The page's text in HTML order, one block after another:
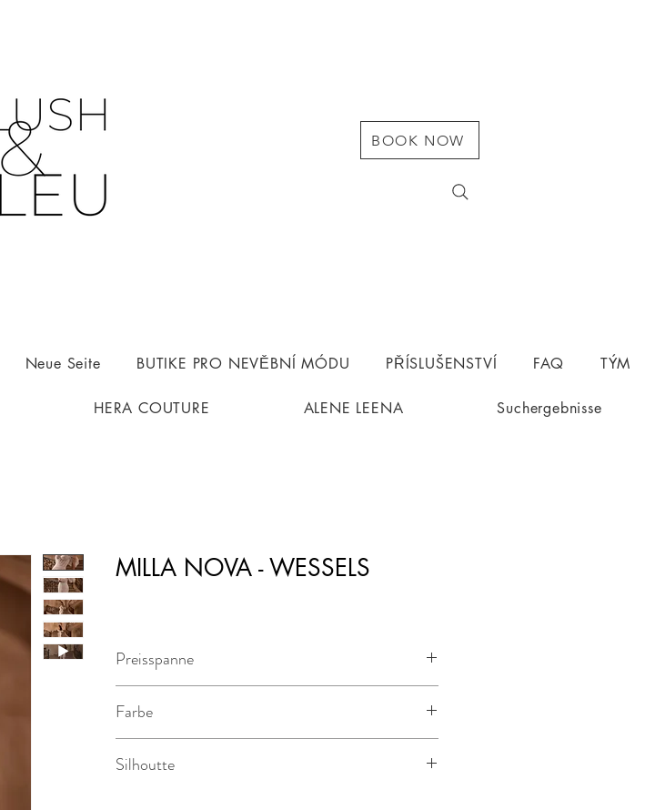
BOOK NOW
Neue Seite BUTIKE PRO NEVĚBNÍ MÓDU PŘÍSLUŠENSTVÍ FAQ TÝM
HERA COUTURE ALENE LEENA Suchergebnisse
MILLA NOVA - WESSELS
Preisspanne
Farbe
Silhoutte